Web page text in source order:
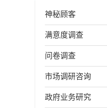
神秘顾客
满意度调查
问卷调查
市场调研咨询
政府业务研究